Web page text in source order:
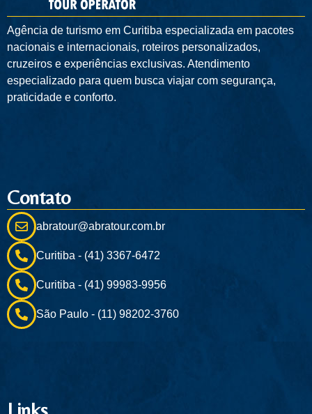
Agência de turismo em Curitiba especializada em pacotes
nacionais e internacionais, roteiros personalizados,
cruzeiros e experiências exclusivas. Atendimento
especializado para quem busca viajar com segurança,
praticidade e conforto.
Contato
abratour@abratour.com.br
Curitiba - (41) 3367-6472
Curitiba - (41) 99983-9956
São Paulo - (11) 98202-3760